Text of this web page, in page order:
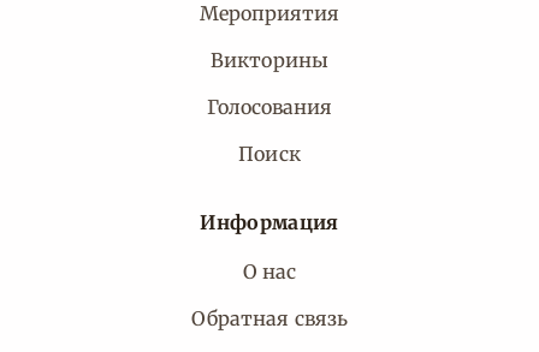
Мероприятия
Викторины
Голосования
Поиск
Информация
О нас
Обратная связь